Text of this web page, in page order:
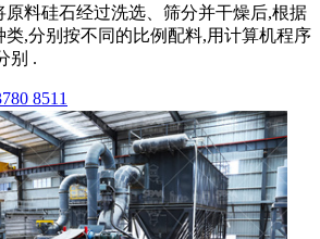
原料硅石经过洗选、筛分并干燥后,根据
类,分别按不同的比例配料,用计算机程序
别 .
8511